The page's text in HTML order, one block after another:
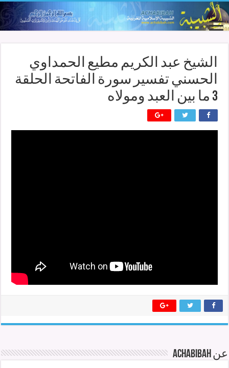
الشيخ عبد الكريم مطيع الحمداوي
الحسني تفسير سورة الفاتحة الحلقة
3 ما بين العبد ومولاه
عن achabibah